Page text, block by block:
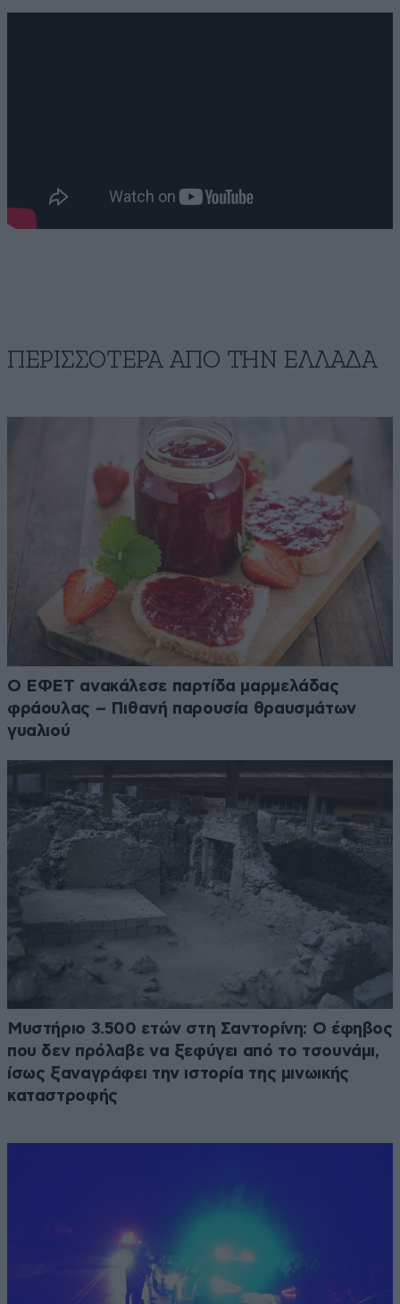
ΠΕΡΙΣΣΟΤΕΡΑ ΑΠΟ ΤΗΝ ΕΛΛΑΔΑ
Ο ΕΦΕΤ ανακάλεσε παρτίδα μαρμελάδας
φράουλας – Πιθανή παρουσία θραυσμάτων
γυαλιού
Μυστήριο 3.500 ετών στη Σαντορίνη: Ο έφηβος
που δεν πρόλαβε να ξεφύγει από το τσουνάμι,
ίσως ξαναγράφει την ιστορία της μινωικής
καταστροφής